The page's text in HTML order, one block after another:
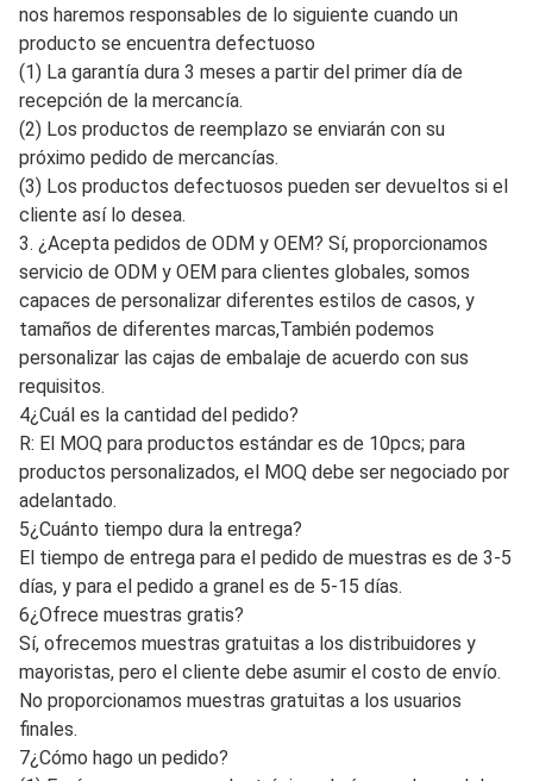
7.Seguro, rápido y conveniente. También es una buena
opción para usted.
Preguntas frecuentes
1¿Es usted un fabricante o una empresa comercial?
A: Jinan Carman International Trade Co., Ltd. tiene su propia
fábrica y hemos sido una empresa comercial durante más
de 10 años. Somos profesionales en este campo.
Podemos controlar la calidad,Así que podemos ofrecer el
mejor precio y excelente calidad para usted.
2. ¿Cuál es su servicio postventa y garantía? Prometo que
nos haremos responsables de lo siguiente cuando un
producto se encuentra defectuoso
(1) La garantía dura 3 meses a partir del primer día de
recepción de la mercancía.
(2) Los productos de reemplazo se enviarán con su
próximo pedido de mercancías.
(3) Los productos defectuosos pueden ser devueltos si el
cliente así lo desea.
3. ¿Acepta pedidos de ODM y OEM? Sí, proporcionamos
servicio de ODM y OEM para clientes globales, somos
capaces de personalizar diferentes estilos de casos, y
tamaños de diferentes marcas,También podemos
personalizar las cajas de embalaje de acuerdo con sus
requisitos.
4¿Cuál es la cantidad del pedido?
R: El MOQ para productos estándar es de 10pcs; para